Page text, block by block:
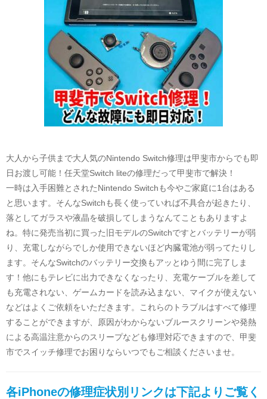
大人から子供まで大人気のNintendo Switch修理は甲斐市からでも即
日お渡し可能！任天堂Switch liteの修理だって甲斐市で解決！
一時は入手困難とされたNintendo Switchも今やご家庭に1台はある
と思います。そんなSwitchも長く使っていれば不具合が起きたり、
落としてガラスや液晶を破損してしまうなんてこともありますよ
ね。特に発売当初に買った旧モデルのSwitchですとバッテリーが弱
り、充電しながらでしか使用できないほど内臓電池が弱ってたりし
ます。そんなSwitchのバッテリー交換もアッとゆう間に完了しま
す！他にもテレビに出力できなくなったり、充電ケーブルを差して
も充電されない、ゲームカードを読み込まない、マイクが使えない
などはよくご依頼をいただきます。これらのトラブルはすべて修理
することができますが、原因がわからないブルースクリーンや発熱
による高温注意からのスリープなども修理対応できますので、甲斐
市でスイッチ修理でお困りならいつでもご相談くださいませ。
各iPhoneの修理症状別リンクは下記よりご覧く